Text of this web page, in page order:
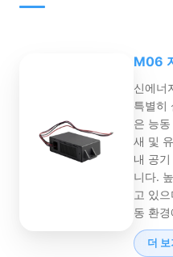
M06
신에너
특별히
은 능
새 및
내 공
니다.
고 있
동 환
더 보